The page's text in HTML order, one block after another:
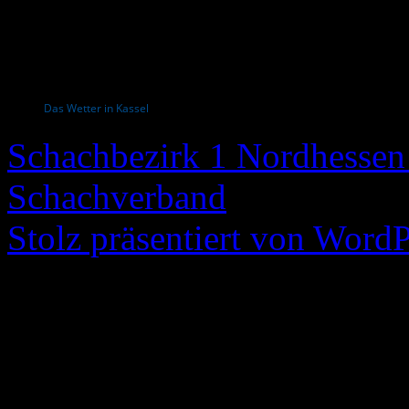
Das Wetter in Kassel
Schachbezirk 1
Schachverband
Stolz präsentiert von